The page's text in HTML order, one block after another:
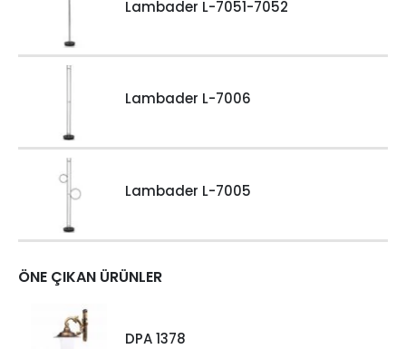
Lambader L-7051-7052
Lambader L-7006
Lambader L-7005
ÖNE ÇIKAN ÜRÜNLER
DPA 1378